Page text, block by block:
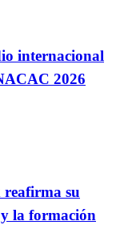
internacional
2026
reafirma su
la formación